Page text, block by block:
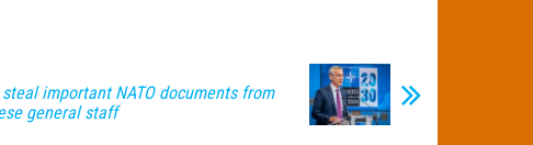
important NATO documents from
general staff